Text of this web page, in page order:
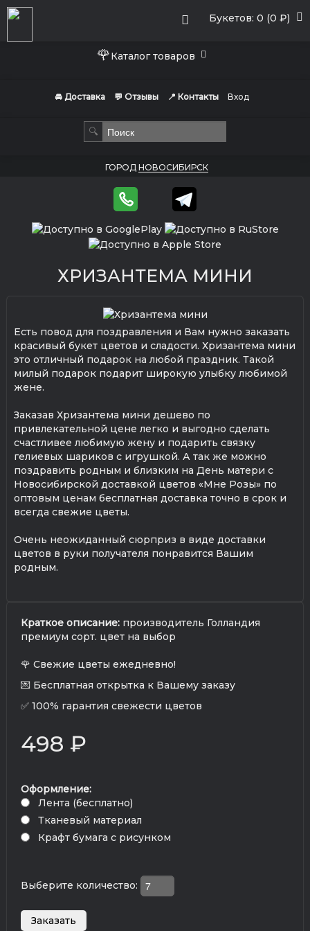
Букетов: 0 (0 ₽)
🌹Каталог товаров
🚘 Доставка 💬 Отзывы 📍 Контакты Вход
🔍
ГОРОД НОВОСИБИРСК
ХРИЗАНТЕМА МИНИ
Есть повод для поздравления и Вам нужно заказать
красивый букет цветов и сладости. Хризантема мини
это отличный подарок на любой праздник. Такой
милый подарок подарит широкую улыбку любимой
жене.
Заказав Хризантема мини дешево по
привлекательной цене легко и выгодно сделать
счастливее любимую жену и подарить связку
гелиевых шариков с игрушкой. А так же можно
поздравить родным и близким на День матери с
Новосибирской доставкой цветов «Мне Розы» по
оптовым ценам бесплатная доставка точно в срок и
всегда свежие цветы.
Очень неожиданный сюрприз в виде доставки
цветов в руки получателя понравится Вашим
родным.
Краткое описание: производитель Голландия
премиум сорт. цвет на выбор
🌹 Свежие цветы ежедневно!
💌 Бесплатная открытка к Вашему заказу
✅ 100% гарантия свежести цветов
498 ₽
Оформление:
Лента (бесплатно)
Тканевый материал
Крафт бумага с рисунком
Выберите количество: